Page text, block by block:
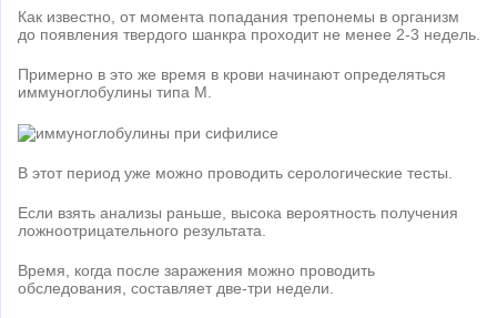
Как известно, от момента попадания трепонемы в организм
до появления твердого шанкра проходит не менее 2-3 недель.
Примерно в это же время в крови начинают определяться
иммуноглобулины типа М.
В этот период уже можно проводить серологические тесты.
Если взять анализы раньше, высока вероятность получения
ложноотрицательного результата.
Время, когда после заражения можно проводить
обследования, составляет две-три недели.